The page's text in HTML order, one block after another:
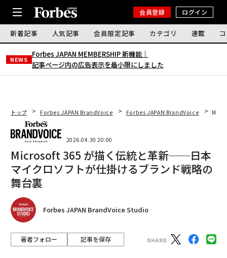
会員登録 ログイン
新着記事 人気記事 会員限定記事 カテゴリ 連載
NEWS
Forbes JAPAN MEMBERSHIP 新機能｜
記事ページ内の広告表示を最小限にしました
トップ Forbes JAPAN BrandVoice Forbes JAPAN BrandVoice
2026.04.30 20:00
Microsoft 365 が描く伝統と革新──日本
マイクロソフトが仕掛けるブランド戦略の
舞台裏
Forbes JAPAN BrandVoice Studio
著者フォロー 記事を保存